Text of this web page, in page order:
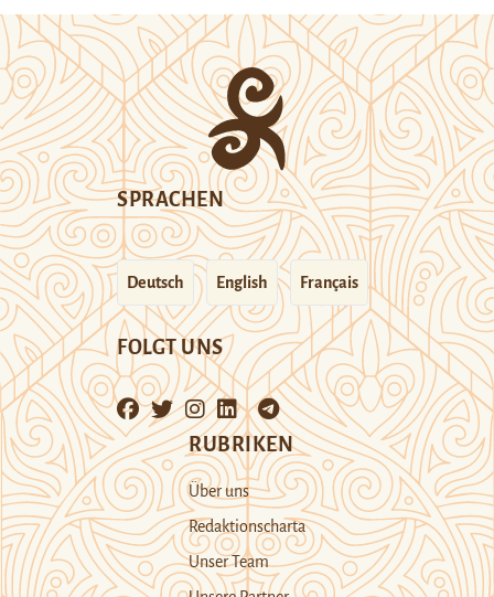
SPRACHEN
Deutsch English Français
FOLGT UNS
RUBRIKEN
Über uns
Redaktionscharta
Unser Team